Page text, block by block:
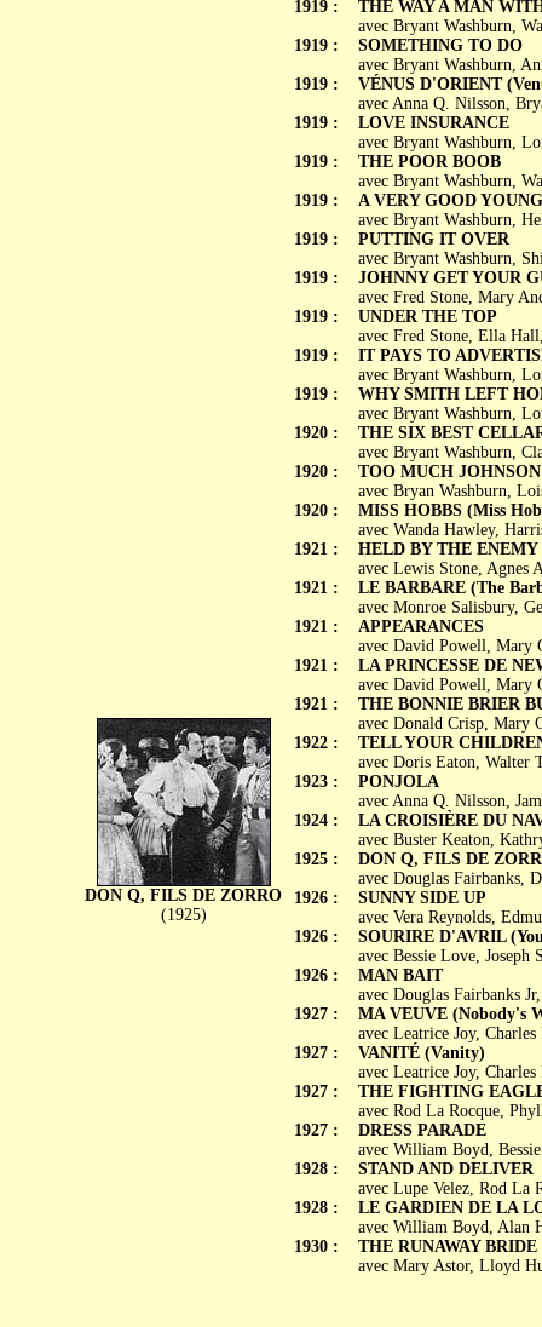
DON Q, FILS DE ZORRO
(1925)
1919 :
1919 :
1919 :
1919 :
1919 :
1919 :
1919 :
1919 :
1919 :
1919 :
1919 :
1920 :
1920 :
1920 :
1921 :
1921 :
1921 :
1921 :
1921 :
1922 :
1923 :
1924 :
1925 :
1926 :
1926 :
1926 :
1927 :
1927 :
1927 :
1927 :
1928 :
1928 :
1930 :
THE WAY A MAN
avec Bryant Washburn,
SOMETHING TO DO
avec Bryant Washburn,
VÉNUS D'ORIENT
avec Anna Q. Nilsson,
LOVE INSURANCE
avec Bryant Washburn,
THE POOR BOOB
avec Bryant Washburn,
A VERY GOOD
avec Bryant Washburn,
PUTTING IT OVER
avec Bryant Washburn,
JOHNNY GET YOUR
avec Fred Stone, Mary
UNDER THE TOP
avec Fred Stone, Ella
IT PAYS TO
avec Bryant Washburn,
WHY SMITH LEFT
avec Bryant Washburn,
THE SIX BEST
avec Bryant Washburn,
TOO MUCH JOHNSON
avec Bryan Washburn,
MISS HOBBS (Miss
avec Wanda Hawley,
HELD BY THE ENEMY
avec Lewis Stone, Agnes
LE BARBARE (The
avec Monroe Salisbury,
APPEARANCES
avec David Powell, Mary
LA PRINCESSE DE
avec David Powell, Mary
THE BONNIE BRIER
avec Donald Crisp, Mary
TELL YOUR
avec Doris Eaton, Walter
PONJOLA
avec Anna Q. Nilsson,
LA CROISIÈRE DU
avec Buster Keaton,
DON Q, FILS DE
avec Douglas Fairbanks,
SUNNY SIDE UP
avec Vera Reynolds,
SOURIRE D'AVRIL
avec Bessie Love,
MAN BAIT
avec Douglas Fairbanks
MA VEUVE (Nobody's
avec Leatrice Joy,
VANITÉ (Vanity)
avec Leatrice Joy,
THE FIGHTING
avec Rod La Rocque,
DRESS PARADE
avec William Boyd,
STAND AND DELIVER
avec Lupe Velez, Rod La
LE GARDIEN DE LA
avec William Boyd, Alan
THE RUNAWAY BRIDE
avec Mary Astor, Lloyd